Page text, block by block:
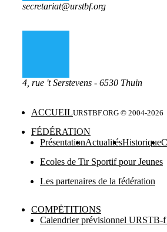
secretariat@urstbf.org
4, rue 't Serstevens - 6530 Thuin
ACCUEIL
FÉDÉRATION
PrésentationActualitésHistorique
Ecoles de Tir Sportif pour Jeunes
Les partenaires de la fédération
COMPĖTITIONS
Calendrier prévisionnel URSTB-
URSTBF.ORG © 2004-2026